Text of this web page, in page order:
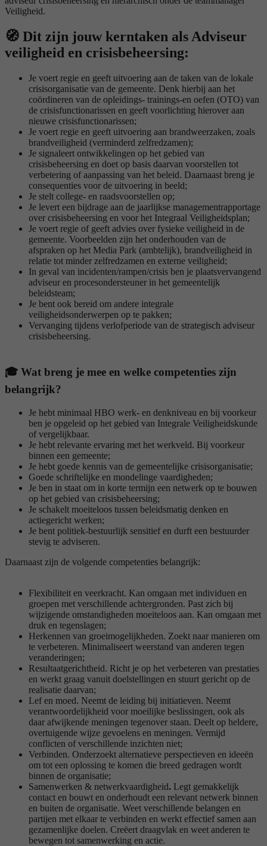
Veiligheid.
🧭 Dit zijn jouw kerntaken als Adviseur
veiligheid en crisisbeheersing:
Je voert regie en geeft uitvoering aan de taken van de lokale
crisisorganisatie van de gemeente. Denk hierbij aan het
coördineren van de opleidings- trainings-en oefen (OTO) van
de crisisfunctionarissen en geeft voorlichting hierover aan
nieuwe crisisfunctionarissen;
Je voert regie en geeft uitvoering aan brandweerzaken, zoals
brandveiligheid (verminderd zelfredzamen);
Je signaleert ontwikkelingen op het gebied van
crisisbeheersing en doet op basis daarvan voorstellen tot
verbetering of aanpassing van het beleid. Daarnaast breng je
consequenties voor de uitvoering in beeld;
Je stelt college- en raadsvoorstellen op;
Je levert een bijdrage aan de jaarlijkse managementrapportage
over crisisbeheersing en voor het Integraal Veiligheidsplan;
Je voert regie of geeft advies over fysieke veiligheid in de
gemeente. Voorbeelden zijn het onderhouden van de
afspraken op het Media Park (ambtelijk), brandveiligheid in
relatie tot minder zelfredzamen en externe veiligheid;
In geval van incidenten/rampen/crisis ben je plaatsvervangend
adviseur en procesondersteuner in het gemeentelijk
beleidsteam;
Je bent ook bereid om andere integrale
veiligheidsonderwerpen op te pakken;
Vervanging tijdens verlofperiode van de strategisch adviseur
crisisbeheersing.
🎓 Wat breng je mee en welke competenties zijn
belangrijk?
Je hebt minimaal HBO werk- en denkniveau en bij voorkeur
ben je opgeleid op het gebied van Integrale Veiligheidskunde
of vergelijkbaar.
Je hebt relevante ervaring met het werkveld. Bij voorkeur
binnen een gemeente;
Je hebt goede kennis van de gemeentelijke crisisorganisatie;
Goede schriftelijke en mondelinge vaardigheden;
Je ben in staat om in korte termijn een netwerk op te bouwen
op het gebied van crisisbeheersing;
Je schakelt moeiteloos tussen beleidsmatig denken en
actiegericht werken;
Je bent politiek-bestuurlijk sensitief en durft een bestuurder
stevig te adviseren.
Daarnaast zijn de volgende competenties belangrijk:
Flexibiliteit en veerkracht. Kan omgaan met individuen en
groepen met verschillende achtergronden. Past zich bij
wijzigende omstandigheden moeiteloos aan. Kan omgaan met
druk en tegenslagen;
Herkennen van groeimogelijkheden. Zoekt naar manieren om
te verbeteren. Minimaliseert weerstand van anderen tegen
veranderingen;
Resultaatgerichtheid. Richt je op het verbeteren van prestaties
en werkt graag vanuit doelstellingen en stuurt gericht op de
realisatie daarvan;
Lef en moed. Neemt de leiding bij initiatieven. Neemt
verantwoordelijkheid voor moeilijke beslissingen, ook als
daar afwijkende meningen tegenover staan. Deelt op heldere,
overtuigende wijze gevoelens en meningen. Vermijd
conflicten of verschillende inzichten niet;
Verbinden. Onderzoekt alternatieve perspectieven en ideeën
om tot een oplossing te komen die breed gedragen wordt
binnen de organisatie;
Samenwerken & netwerkvaardigheid. Legt gemakkelijk
contact en bouwt en onderhoudt een relevant netwerk binnen
en buiten de organisatie. Weet verschillende belangen en
partijen met elkaar te verbinden en werkt effectief samen aan
gezamenlijke doelen. Creëert draagvlak en weet anderen te
bewegen tot samenwerking en actie.